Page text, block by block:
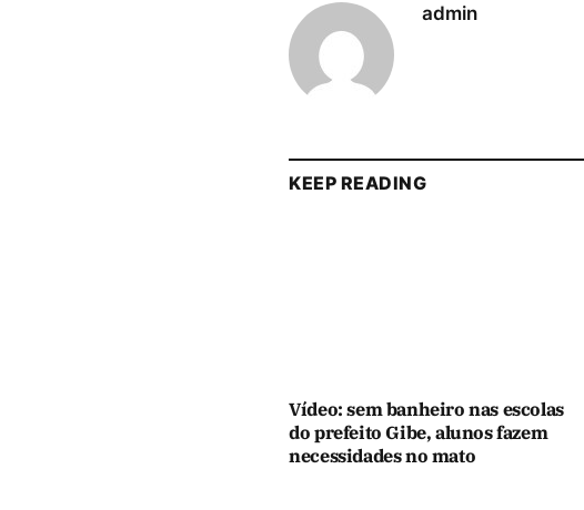
admin
KEEP READING
Vídeo: sem banheiro nas escolas
do prefeito Gibe, alunos fazem
necessidades no mato